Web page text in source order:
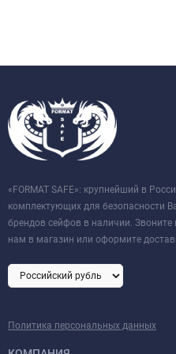
«FORMAT SAFE»: крупнейший в
комплектующих для безопасности
брендов сейфов в наличии. Звоните
нам в магазин или оформите
Политика персональных данных